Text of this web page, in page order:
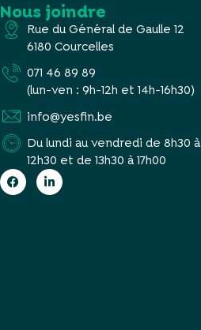
Nous joindre
Rue du Général de Gaulle 12
6180 Courcelles
071 46 89 89
(lun-ven : 9h-12h et 14h-16h30)
info@yesfin.be
Du lundi au vendredi de 8h30 à
12h30 et de 13h30 à 17h00